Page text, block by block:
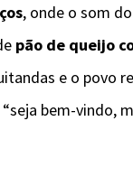
, onde o som
pão de queijo
e o povo
bem-vindo,